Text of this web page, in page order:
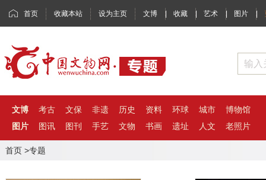
首页 收藏本站 设为主页 文博 | 收藏 | 艺术 | 图片 |
文博 考古 文保 非遗 历史 资料 环球 城市
博物馆
图片
图讯 图刊 手艺 文物 书画 遗址 人文 老照片
首页 >专题